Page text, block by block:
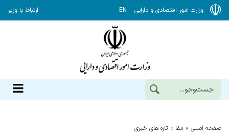
وزارت امور اقتصادی و دارایی EN ارتباط با وزیر
صفحه اصلی مفا تازه های خبری